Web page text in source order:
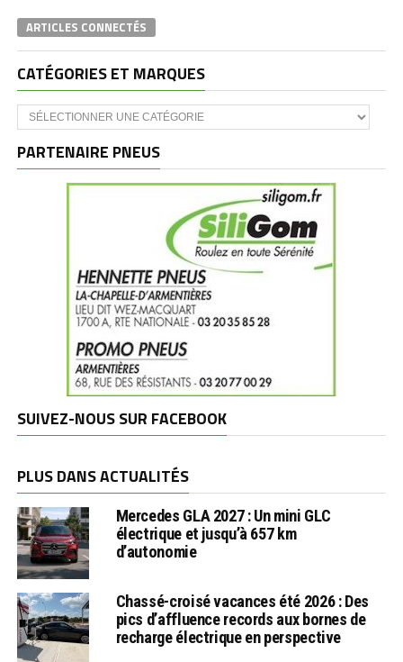
ARTICLES CONNECTÉS
CATÉGORIES ET MARQUES
Catégories
et
PARTENAIRE PNEUS
SUIVEZ-NOUS SUR FACEBOOK
PLUS DANS ACTUALITÉS
Mercedes GLA 2027 : Un mini GLC
électrique et jusqu’à 657 km
d’autonomie
Chassé-croisé vacances été 2026 : Des
pics d’affluence records aux bornes de
recharge électrique en perspective